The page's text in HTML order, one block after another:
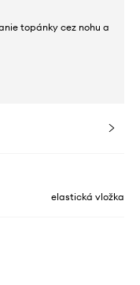
topánky cez nohu a
elastická vložka